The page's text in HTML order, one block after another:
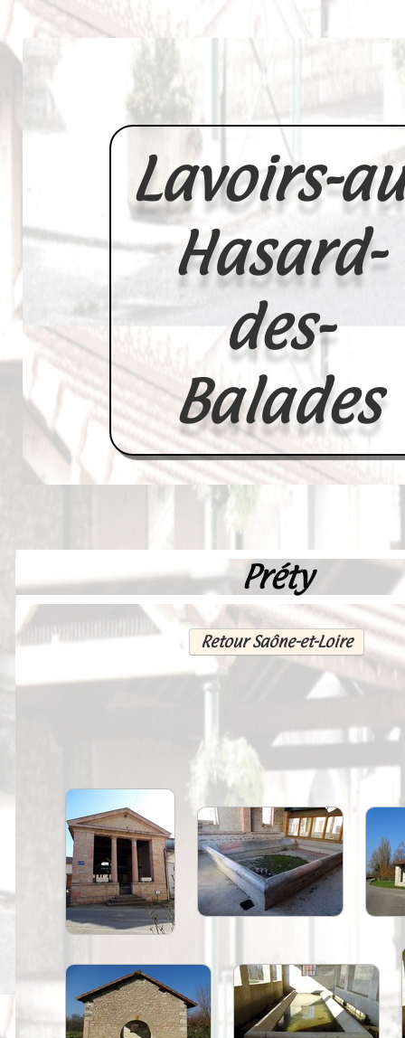
Lavoirs-
Hasard-
des-
Balades
Accueil
France
Videos--Lavoirs
Outils-des-Lavandières
Cartes Postales-Anciennes et
Peintures
Presse
Liens
Préty
Retour Saône-et-Loire